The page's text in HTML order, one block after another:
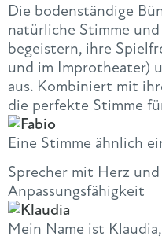
Die bodenständige
natürliche Stimme
begeistern, ihre
und im Improtheater)
aus. Kombiniert mit
die perfekte Stimme
Eine Stimme ähnlich
Sprecher mit Herz
Anpassungsfähigkeit
Mein Name ist Klaudia